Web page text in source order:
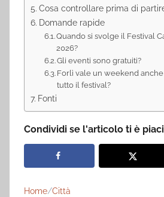
Cosa controllare prima di
Domande rapide
Quando si svolge il Festival
2026?
Gli eventi sono gratuiti?
Forlì vale un weekend
tutto il festival?
Fonti
Condividi se l'articolo ti è
Home Città